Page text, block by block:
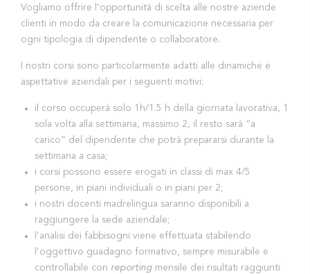
Vogliamo offrire l’opportunità di scelta alle nostre aziende
clienti in modo da creare la comunicazione necessaria per
ogni tipologia di dipendente o collaboratore.
I nostri corsi sono particolarmente adatti alle dinamiche e
aspettative aziendali per i seguenti motivi:
il corso occuperà solo 1h/1.5 h della giornata lavorativa, 1
sola volta alla settimana, massimo 2, il resto sarà “a
carico” del dipendente che potrà prepararsi durante la
settimana a casa;
i corsi possono essere erogati in classi di max 4/5
persone, in piani individuali o in piani per 2;
i nostri docenti madrelingua saranno disponibili a
raggiungere la sede aziendale;
l’analisi dei fabbisogni viene effettuata stabilendo
l’oggettivo guadagno formativo, sempre misurabile e
controllabile con reporting mensile dei risultati raggiunti